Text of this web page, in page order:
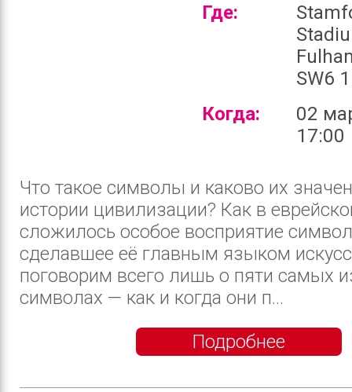
Где:
SW6
Когда:
02
17:00
Что такое символы и каково их
истории цивилизации? Как в
сложилось особое восприятие
сделавшее её главным языком
поговорим всего лишь о пяти самых
символах — как и когда они п...
Подробнее